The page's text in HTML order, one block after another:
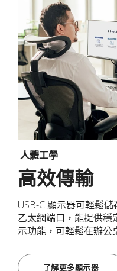
人體工學
高效傳輸
USB-C 顯示器可輕鬆
乙太網端口，能提供穩
示功能，可輕鬆在辦公
了解更多顯示器